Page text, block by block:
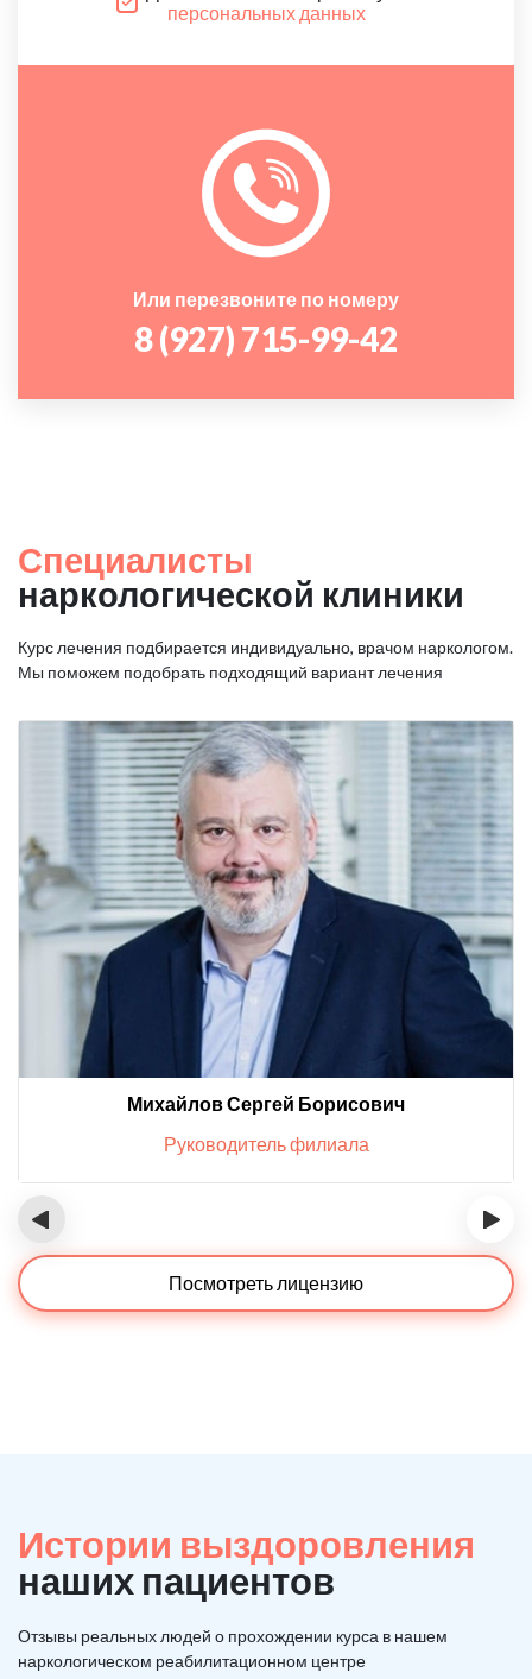
персональных данных
Или перезвоните по номеру
8 (927) 715-99-42
Специалисты
наркологической клиники
Курс лечения подбирается индивидуально, врачом наркологом.
Мы поможем подобрать подходящий вариант лечения
Михайлов Сергей Борисович
Руководитель филиала
‹ ›
Посмотреть лицензию
Истории выздоровления
наших пациентов
Отзывы реальных людей о прохождении курса в нашем
наркологическом реабилитационном центре